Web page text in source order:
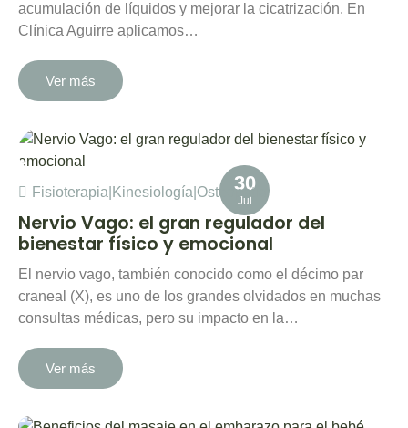
acumulación de líquidos y mejorar la cicatrización. En
Clínica Aguirre aplicamos…
Ver más
30
Jul
Fisioterapia Kinesiología Osteopatía
Nervio Vago: el gran regulador del
bienestar físico y emocional
El nervio vago, también conocido como el décimo par
craneal (X), es uno de los grandes olvidados en muchas
consultas médicas, pero su impacto en la…
Ver más